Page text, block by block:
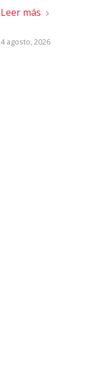
Leer más
4 agosto, 2026